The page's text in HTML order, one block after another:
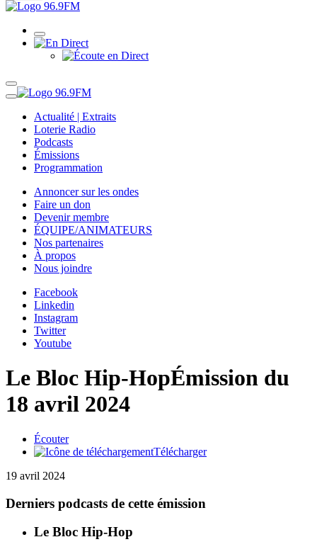
Actualité | Extraits
Loterie Radio
Podcasts
Émissions
Programmation
Annoncer sur les ondes
Faire un don
Devenir membre
ÉQUIPE/ANIMATEURS
Nos partenaires
À propos
Nous joindre
Facebook
Linkedin
Instagram
Twitter
Youtube
Le Bloc Hip-HopÉmission du
18 avril 2024
Écouter
Télécharger
19 avril 2024
Derniers podcasts de cette émission
Le Bloc Hip-Hop